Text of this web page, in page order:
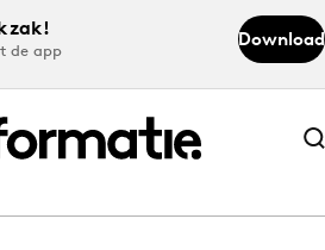
de app
Download
Abonneer nu
Abonneer nu